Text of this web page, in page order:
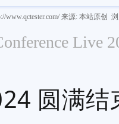
www.qctester.com/ 来源: 本站原创
圆满